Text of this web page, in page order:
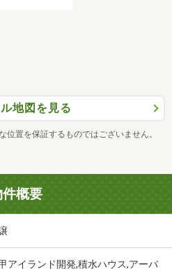
地図を見る
置を保証するものではございません。
概要
アイランド開発,積水ハウス,アーバ